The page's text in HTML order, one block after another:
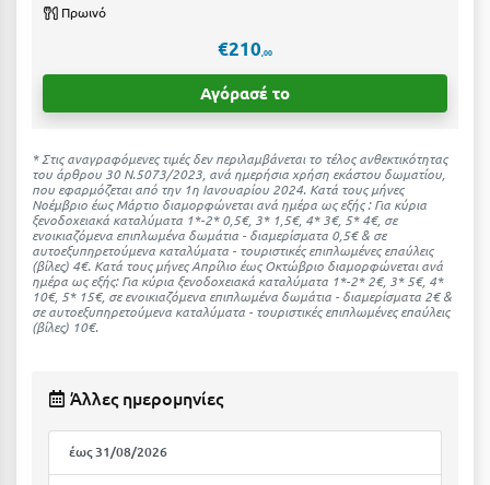
Θ
Θάσος
Θεσσαλονίκη
Πρωινό
€210 ,00
Αγόρασέ το
* Στις αναγραφόμενες τιμές δεν περιλαμβάνεται το τέλος ανθεκτικότητας
του άρθρου 30 Ν.5073/2023, ανά ημερήσια χρήση εκάστου δωματίου,
που εφαρμόζεται από την 1η Ιανουαρίου 2024. Κατά τους μήνες
Νοέμβριο έως Μάρτιο διαμορφώνεται ανά ημέρα ως εξής : Για κύρια
ξενοδοχειακά καταλύματα 1*-2* 0,5€, 3* 1,5€, 4* 3€, 5* 4€, σε
ενοικιαζόμενα επιπλωμένα δωμάτια - διαμερίσματα 0,5€ & σε
αυτοεξυπηρετούμενα καταλύματα - τουριστικές επιπλωμένες επαύλεις
(βίλες) 4€. Kατά τους μήνες Απρίλιο έως Οκτώβριο διαμορφώνεται ανά
ημέρα ως εξής: Για κύρια ξενοδοχειακά καταλύματα 1*-2* 2€, 3* 5€, 4*
10€, 5* 15€, σε ενοικιαζόμενα επιπλωμένα δωμάτια - διαμερίσματα 2€ &
σε αυτοεξυπηρετούμενα καταλύματα - τουριστικές επιπλωμένες επαύλεις
(βίλες) 10€.
Άλλες ημερομηνίες
έως 31/08/2026